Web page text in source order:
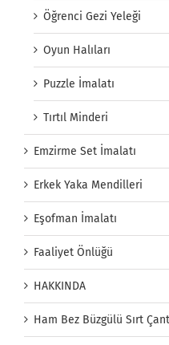
Öğrenci Gezi Yeleği
Oyun Halıları
Puzzle İmalatı
Tırtıl Minderi
Emzirme Set İmalatı
Erkek Yaka Mendilleri
Eşofman İmalatı
Faaliyet Önlüğü
HAKKINDA
Ham Bez Büzgülü Sırt